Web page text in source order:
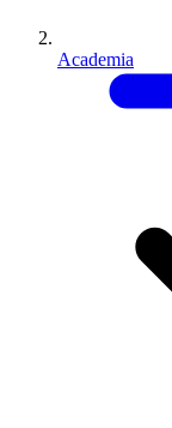
Academia